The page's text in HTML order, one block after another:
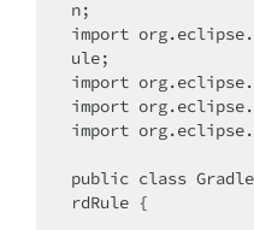
n;
import
ule;
import
import
import
public class
rdRule {